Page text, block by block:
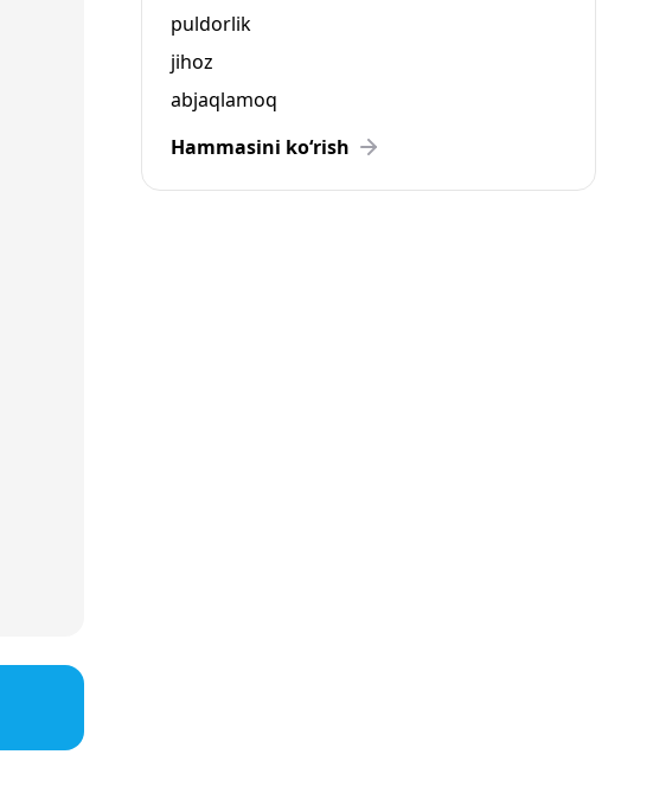
puldorlik
jihoz
abjaqlamoq
Hammasini ko‘rish